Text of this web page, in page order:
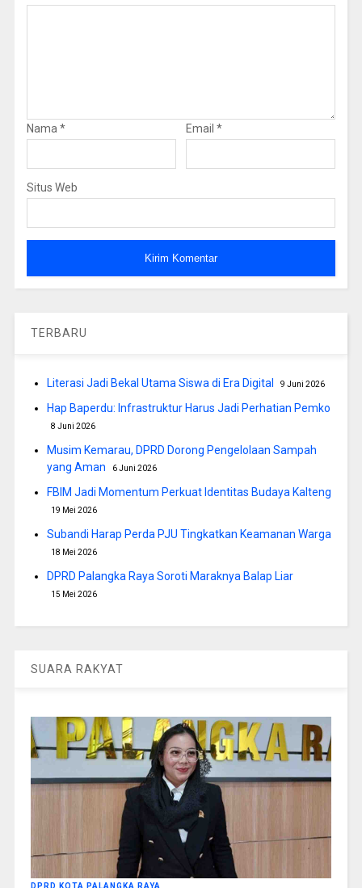
Nama* Email *
Situs Web
TERBARU
Literasi Jadi Bekal Utama Siswa di Era Digital 9 Juni 2026
Hap Baperdu: Infrastruktur Harus Jadi Perhatian Pemko
8 Juni 2026
Musim Kemarau, DPRD Dorong Pengelolaan Sampah
yang Aman
6 Juni 2026
FBIM Jadi Momentum Perkuat Identitas Budaya Kalteng
19 Mei 2026
Subandi Harap Perda PJU Tingkatkan Keamanan Warga
18 Mei 2026
DPRD Palangka Raya Soroti Maraknya Balap Liar
15 Mei 2026
SUARA RAKYAT
DPRD KOTA PALANGKA RAYA